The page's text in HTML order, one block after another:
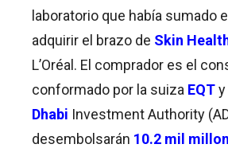
laboratorio que había sumado
adquirir el brazo de Skin
L’Oréal. El comprador es el
conformado por la suiza EQT
Dhabi Investment Authority
desembolsarán 10.2 mil